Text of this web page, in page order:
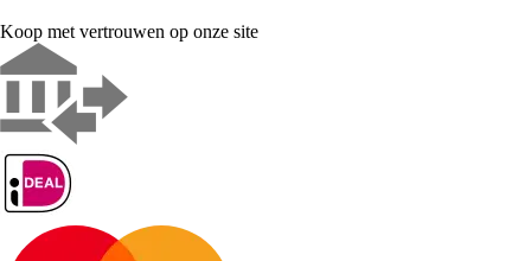
Koop met vertrouwen op onze site